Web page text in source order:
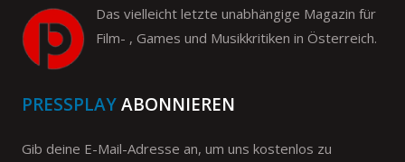
Das vielleicht letzte unabhängige Magazin für
Film- , Games und Musikkritiken in Österreich.
PRESSPLAYABONNIEREN
Gib deine E-Mail-Adresse an, um uns kostenlos zu